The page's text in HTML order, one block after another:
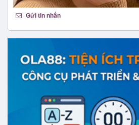
Gửi tin nhắn